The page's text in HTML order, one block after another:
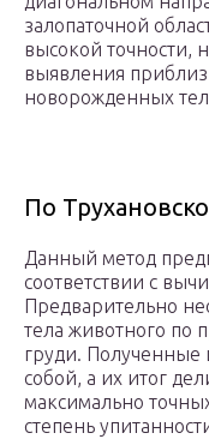
залопаточной
высокой точности,
выявления
новорожденных
По
Данный метод
соответствии с
Предварительно
тела животного по
груди.
собой, а их итог
максимально
степень